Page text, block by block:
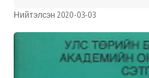
Нийтэлсэн 2020-03-03